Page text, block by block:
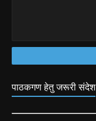
पाठकगण हेतु जरूरी संदेश